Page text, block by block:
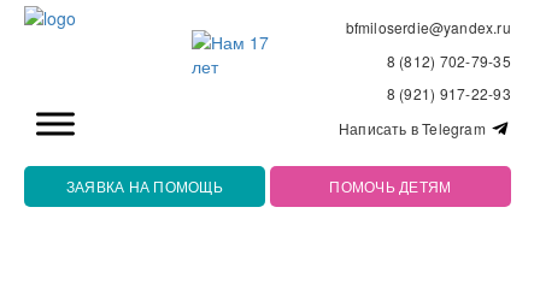
bfmiloserdie@yandex.ru
8 (812) 702-79-35
8 (921) 917-22-93
Написать в Telegram
ЗАЯВКА НА ПОМОЩЬ ПОМОЧЬ ДЕТЯМ